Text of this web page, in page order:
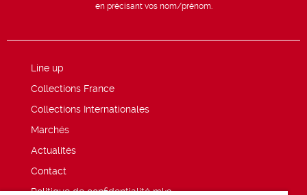
en précisant vos nom/prénom.
Line up
Collections France
Collections Internationales
Marchés
Actualités
Contact
Politique de confidentialité mk2